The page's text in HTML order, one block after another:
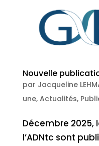
Nouvelle
par Jacqueline
une, Actualités,
Décembre 2025,
l’ADNtc sont